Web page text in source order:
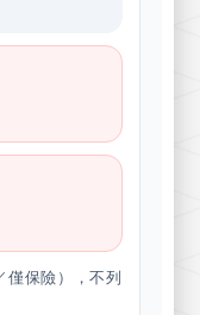
僅保險），不列